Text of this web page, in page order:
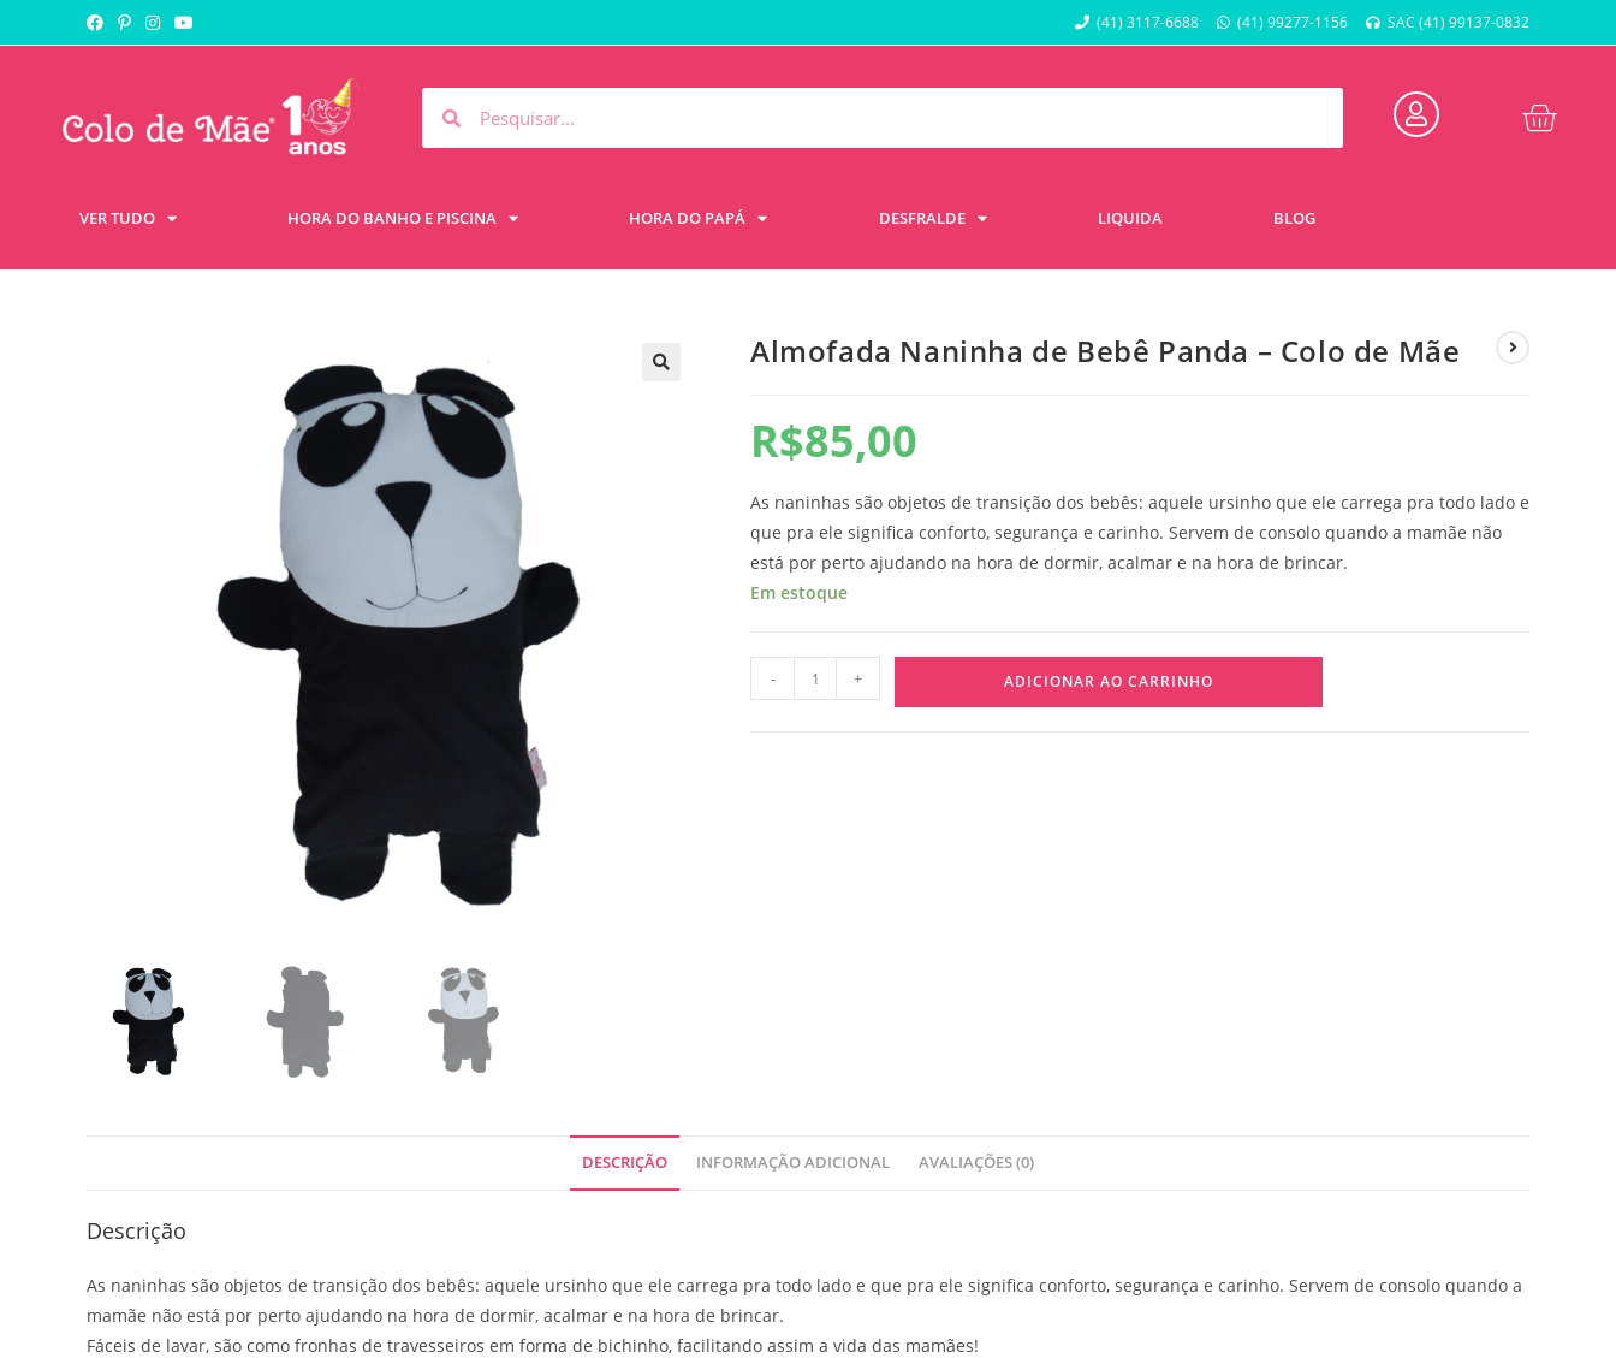
(41) 3117-6688 (41) 99277-1156 SAC (41) 99137-0832
VER TUDO HORA DO BANHO E PISCINA HORA DO PAPÁ DESFRALDE LIQUIDA BLOG
Almofada Naninha de Bebê Panda – Colo de Mãe
R$85,00
As naninhas são objetos de transição dos bebês: aquele ursinho que ele carrega pra todo lado e
que pra ele significa conforto, segurança e carinho. Servem de consolo quando a mamãe não
está por perto ajudando na hora de dormir, acalmar e na hora de brincar.
Em estoque
- + ADICIONAR AO CARRINHO
DESCRIÇÃO INFORMAÇÃO ADICIONAL AVALIAÇÕES (0)
Descrição
As naninhas são objetos de transição dos bebês: aquele ursinho que ele carrega pra todo lado e que pra ele significa conforto, segurança e carinho. Servem de consolo quando a
mamãe não está por perto ajudando na hora de dormir, acalmar e na hora de brincar.
Fáceis de lavar, são como fronhas de travesseiros em forma de bichinho, facilitando assim a vida das mamães!